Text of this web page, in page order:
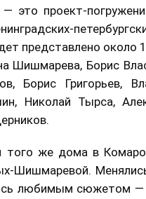
это проект-
представлено около
Шишмарева, Борис
Борис Григорьев,
Николай Тырса,
того же дома в
Шишмаревой.
любимым сюжетом —